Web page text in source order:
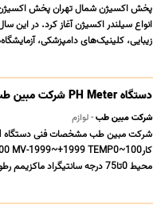
انواع سیلندر اکسیژن آغاز کرد. در این
زیبایی، کلینیک‌های دامپزشکی،
دستگاه PH Meter شرکت مبین طب
شرکت مبین طب- لوازم
محیط 0تا75 درجه سانتیگراد ماکزیمم رطوبت محیط 85% ابعاد 60*180*230 میلی متر ... ...